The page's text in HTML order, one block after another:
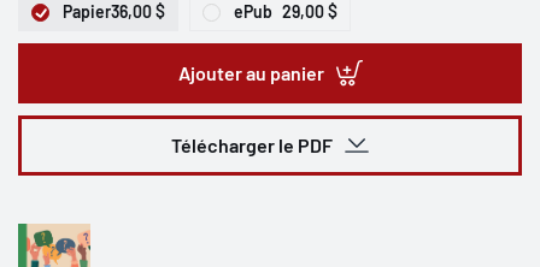
Papier36,00 $ ePub 29,00 $
Ajouter au panier
Télécharger le PDF